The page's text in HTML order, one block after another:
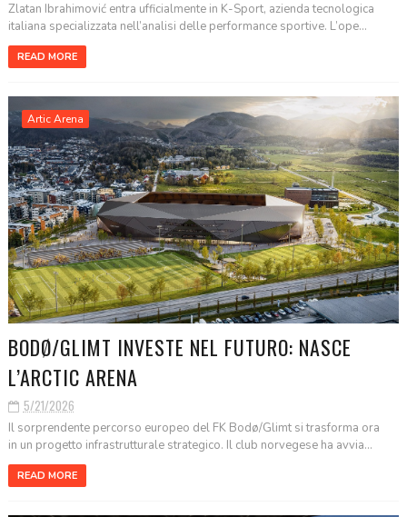
Zlatan Ibrahimović entra ufficialmente in K-Sport, azienda tecnologica
italiana specializzata nell’analisi delle performance sportive. L’ope...
READ MORE
Artic Arena
BODØ/GLIMT INVESTE NEL FUTURO: NASCE
L’ARCTIC ARENA
5/21/2026
Il sorprendente percorso europeo del FK Bodø/Glimt si trasforma ora
in un progetto infrastrutturale strategico. Il club norvegese ha avvia...
READ MORE